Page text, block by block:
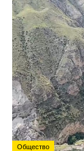
Общество